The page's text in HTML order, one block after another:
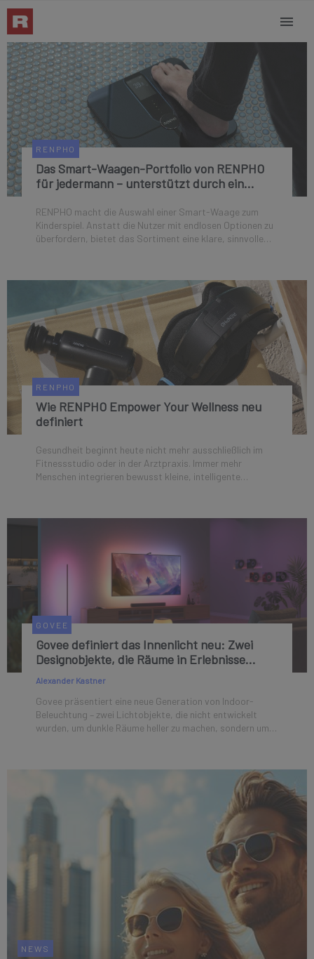
RENPHO
Das Smart-Waagen-Portfolio von RENPHO
für jedermann – unterstützt durch ein
RENPHO macht die Auswahl einer Smart-Waage zum
Kinderspiel. Anstatt die Nutzer mit endlosen Optionen zu
überfordern, bietet das Sortiment eine klare, sinnvolle
RENPHO
Wie RENPHO Empower Your Wellness neu
definiert
Gesundheit beginnt heute nicht mehr ausschließlich im
Fitnessstudio oder in der Arztpraxis. Immer mehr
Menschen integrieren bewusst kleine, intelligente
Premium-Mark...
GOVEE
Govee definiert das Innenlicht neu: Zwei
Designobjekte, die Räume in Erlebnisse
verwandeln
Alexander Kastner
Govee präsentiert eine neue Generation von Indoor-
Beleuchtung – zwei Lichtobjekte, die nicht entwickelt
wurden, um dunkle Räume heller zu machen, sondern um
Lamp.
NEWS